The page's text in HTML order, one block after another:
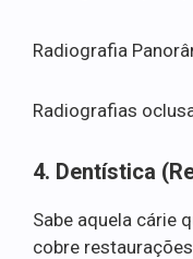
Radiografia
Radiografias
4. Dentística
Sabe aquela cárie
cobre